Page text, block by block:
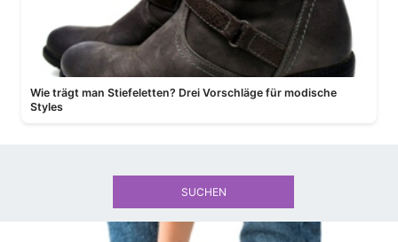
Wie trägt man Stiefeletten? Drei Vorschläge für modische
Styles
SUCHEN